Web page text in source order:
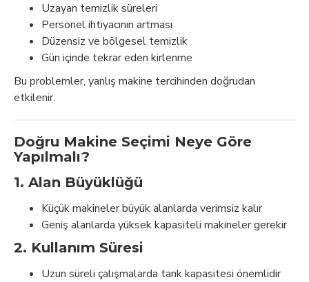
Uzayan temizlik süreleri
Personel ihtiyacının artması
Düzensiz ve bölgesel temizlik
Gün içinde tekrar eden kirlenme
Bu problemler, yanlış makine tercihinden doğrudan
etkilenir.
Doğru Makine Seçimi Neye Göre
Yapılmalı?
1. Alan Büyüklüğü
Küçük makineler büyük alanlarda verimsiz kalır
Geniş alanlarda yüksek kapasiteli makineler gerekir
2. Kullanım Süresi
Uzun süreli çalışmalarda tank kapasitesi önemlidir